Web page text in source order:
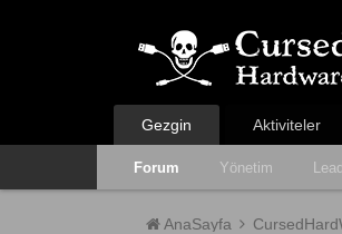
Gezgin
Forum Yönetim
Aktiviteler
AnaSayfa